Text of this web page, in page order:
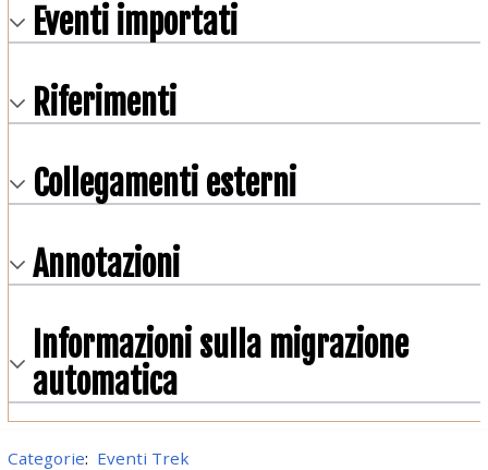
Eventi importati
Riferimenti
Collegamenti esterni
Annotazioni
Informazioni sulla migrazione
automatica
Categorie: Eventi Trek